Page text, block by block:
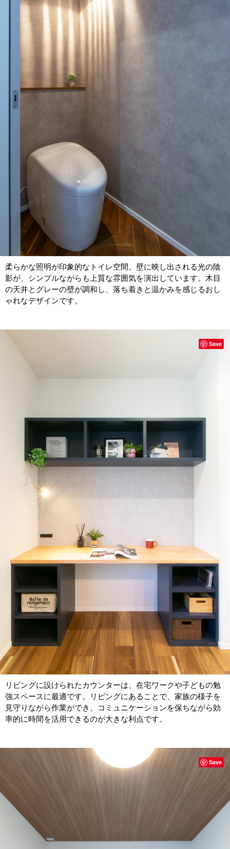
柔らかな照明が印象的なトイレ空間。壁に映し出される光の陰
影が、シンプルながらも上質な雰囲気を演出しています。木目
の天井とグレーの壁が調和し、落ち着きと温かみを感じるおし
ゃれなデザインです。
リビングに設けられたカウンターは、在宅ワークや子どもの勉
強スペースに最適です。リビングにあることで、家族の様子を
見守りながら作業ができ、コミュニケーションを保ちながら効
率的に時間を活用できるのが大きな利点です。
Save
Save